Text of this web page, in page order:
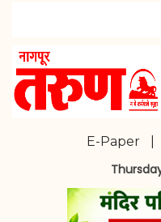
E-Paper